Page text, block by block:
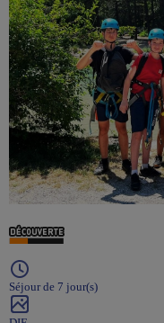
Séjour de 7 jour(s)